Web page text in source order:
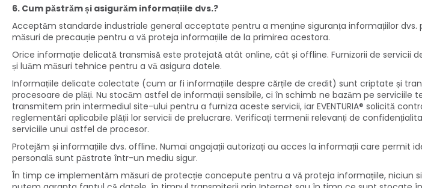
6. Cum păstrăm și asigurăm informațiile dvs.?
Acceptăm standarde industriale general acceptate pentru a menține siguranța informațiilor
măsuri de precauție pentru a vă proteja informațiile de la primirea acestora.
Orice informație delicată transmisă este protejată atât online, cât și offline. Furnizorii de servicii
și luăm măsuri tehnice pentru a vă asigura datele.
Informațiile delicate colectate (cum ar fi informațiile despre cărțile de credit) sunt criptate și
procesoare de plăți. Nu stocăm astfel de informații sensibile, ci în schimb ne bazăm pe
transmitem prin intermediul site-ului pentru a furniza aceste servicii, iar EVENTURIA® solicită
reglementări aplicabile plății lor servicii de prelucrare. Verificați termenii relevanți de
serviciile unui astfel de procesor.
Protejăm și informațiile dvs. offline. Numai angajații autorizați au acces la informații care
personală sunt păstrate într-un mediu sigur.
În timp ce implementăm măsuri de protecție concepute pentru a vă proteja informațiile, niciun